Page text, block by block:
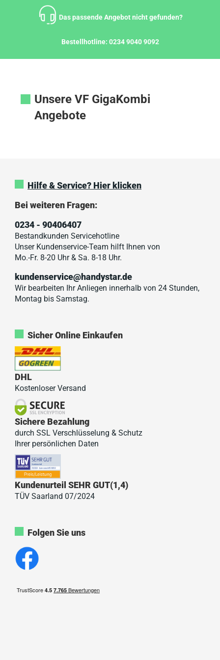
Das passende Angebot nicht gefunden?
Bestellhotline: 0234 9040 9092
Unsere VF GigaKombi
Angebote
Hilfe & Service? Hier klicken
Bei weiteren Fragen:
0234 - 90406407
Bestandkunden Servicehotline
Unser Kundenservice-Team hilft Ihnen von
Mo.-Fr. 8-20 Uhr & Sa. 8-18 Uhr.
kundenservice@handystar.de
Wir bearbeiten Ihr Anliegen innerhalb von 24 Stunden,
Montag bis Samstag.
Sicher Online Einkaufen
DHL
Kostenloser Versand
Sichere Bezahlung
durch SSL Verschlüsselung & Schutz
Ihrer persönlichen Daten
Kundenurteil SEHR GUT(1,4)
TÜV Saarland 07/2024
Folgen Sie uns